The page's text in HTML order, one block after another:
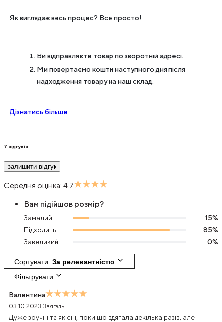
Як виглядає весь процес? Все просто!
Ви відправляєте товар по зворотній адресі.
Ми повертаємо кошти наступного дня після
надходження товару на наш склад.
Дізнатись більше
7 відгуків
залишити відгук
Середня оцінка: 4.7
Вам підійшов розмір?
Замалий 15%
Підходить
85%
Завеликий
0%
Сортувати За релевантністю
Фільтрувати
Валентина
03.10.2023 Звягель
Дуже зручні та якісні, поки що вдягала декілька разів, але